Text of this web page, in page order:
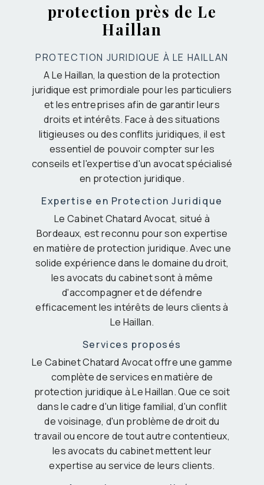
protection près de Le
Haillan
PROTECTION JURIDIQUE À LE HAILLAN
A Le Haillan, la question de la protection
juridique est primordiale pour les particuliers
et les entreprises afin de garantir leurs
droits et intérêts. Face à des situations
litigieuses ou des conflits juridiques, il est
essentiel de pouvoir compter sur les
conseils et l'expertise d'un avocat spécialisé
en protection juridique.
Expertise en Protection Juridique
Le Cabinet Chatard Avocat, situé à
Bordeaux, est reconnu pour son expertise
en matière de protection juridique. Avec une
solide expérience dans le domaine du droit,
les avocats du cabinet sont à même
d'accompagner et de défendre
efficacement les intérêts de leurs clients à
Le Haillan.
Services proposés
Le Cabinet Chatard Avocat offre une gamme
complète de services en matière de
protection juridique à Le Haillan. Que ce soit
dans le cadre d'un litige familial, d'un conflit
de voisinage, d'un problème de droit du
travail ou encore de tout autre contentieux,
les avocats du cabinet mettent leur
expertise au service de leurs clients.